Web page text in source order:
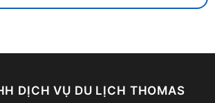
DỊCH VỤ DU LỊCH THOMAS